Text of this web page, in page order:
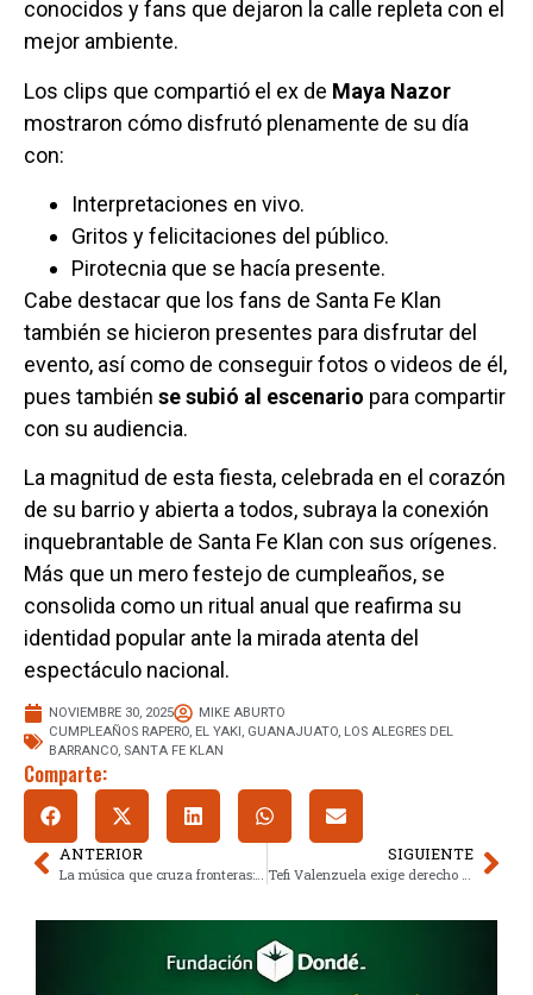
conocidos y fans que dejaron la calle repleta con el
mejor ambiente.
Los clips que compartió el ex de Maya Nazor
mostraron cómo disfrutó plenamente de su día
con:
Interpretaciones en vivo.
Gritos y felicitaciones del público.
Pirotecnia que se hacía presente.
Cabe destacar que los fans de Santa Fe Klan
también se hicieron presentes para disfrutar del
evento, así como de conseguir fotos o videos de él,
pues también se subió al escenario para compartir
con su audiencia.
La magnitud de esta fiesta, celebrada en el corazón
de su barrio y abierta a todos, subraya la conexión
inquebrantable de Santa Fe Klan con sus orígenes.
Más que un mero festejo de cumpleaños, se
consolida como un ritual anual que reafirma su
identidad popular ante la mirada atenta del
espectáculo nacional.
NOVIEMBRE 30, 2025
MIKE ABURTO
CUMPLEAÑOS RAPERO, EL YAKI, GUANAJUATO, LOS ALEGRES DEL
BARRANCO, SANTA FE KLAN
Comparte:
ANTERIOR SIGUIENTE